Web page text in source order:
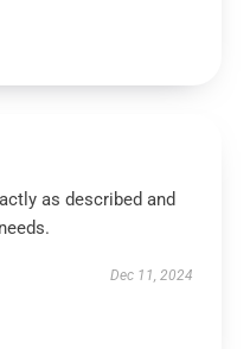
as described and
Dec 11, 2024